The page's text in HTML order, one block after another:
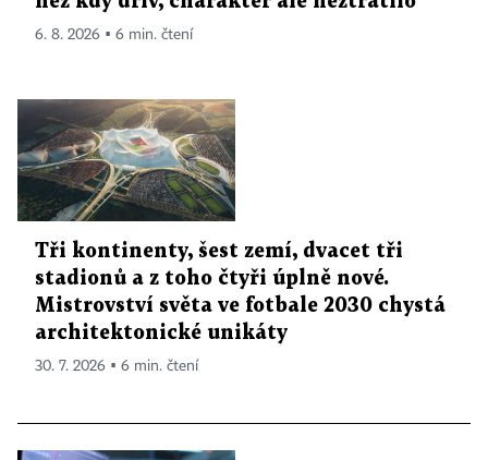
6. 8. 2026 ▪ 6 min. čtení
Tři kontinenty, šest zemí, dvacet tři
stadionů a z toho čtyři úplně nové.
Mistrovství světa ve fotbale 2030 chystá
architektonické unikáty
30. 7. 2026 ▪ 6 min. čtení